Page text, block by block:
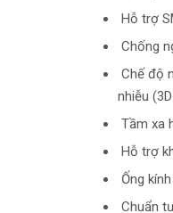
Hỗ trợ
Chống
Chế độ
nhiễu
Tầm xa
Hỗ trợ
Ống
Chuẩn